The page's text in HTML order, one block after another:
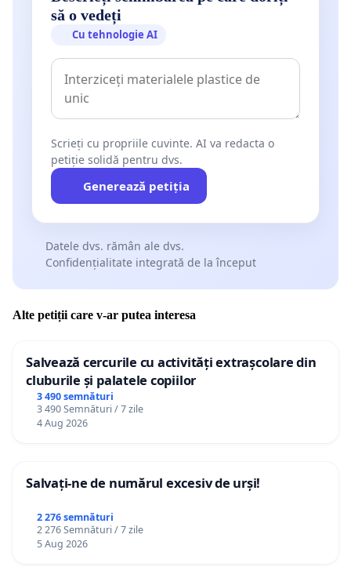
să o vedeți
Cu tehnologie AI
Scrieți cu propriile cuvinte. AI va redacta o
petiție solidă pentru dvs.
Generează petiția
Datele dvs. rămân ale dvs.
Confidențialitate integrată de la început
Alte petiții care v-ar putea interesa
Salvează cercurile cu activități extrașcolare din
cluburile și palatele copiilor
3 490 semnături
3 490 Semnături / 7 zile
4 Aug 2026
Salvați-ne de numărul excesiv de urși!
2 276 semnături
2 276 Semnături / 7 zile
5 Aug 2026